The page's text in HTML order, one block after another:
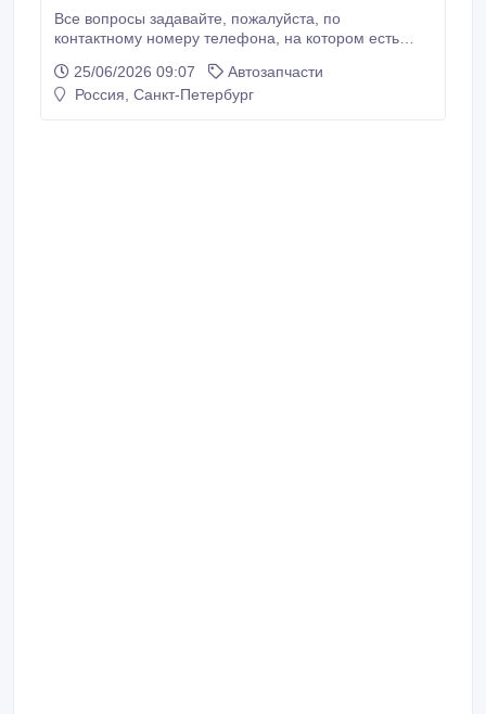
Все вопросы задавайте, пожалуйста, по
контактному номеру телефона, на котором есть
(подвышенные) для Ford Transit, ИЗ
СТЕКЛОПЛАСТИКА. Для автомобилей 1986 – 2000
25/06/2026 09:07
Автозапчасти
Россия, Санкт-Петербург